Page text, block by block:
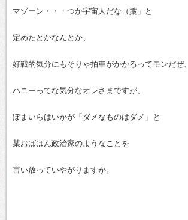
マゾーン・・・つか宇宙人だな（藁」と
定めたとかなんとか、
好戦的気分にもそりゃ拍車がかかるってモンだぜ、
ハニーってな気分なオレさまですが、
ぽまいらはいかが「ダメなものはダメ」と
某おばはん政治家のようなことを
言い放っていやがりますか。